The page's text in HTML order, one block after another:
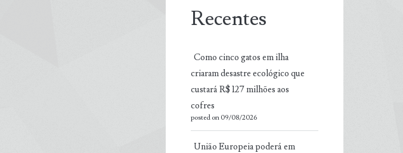
Recentes
Como cinco gatos em ilha
criaram desastre ecológico que
custará R$ 127 milhões aos
cofres
posted on 09/08/2026
União Europeia poderá em